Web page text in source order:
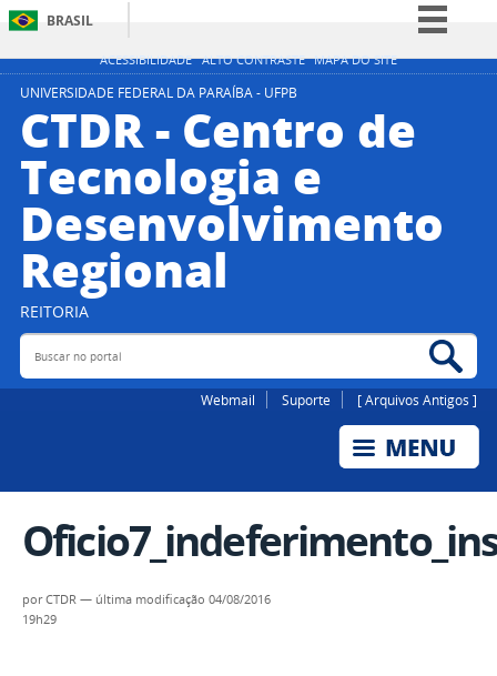
ACESSIBILIDADE ALTO CONTRASTE MAPA DO SITE
BRASIL
Simplifique!
Participe
Legislação
Canais
UNIVERSIDADE FEDERAL DA PARAÍBA - UFPB
CTDR - Centro de
Tecnologia e
Desenvolvimento
Regional
REITORIA
Buscar no portal
Webmail Suporte [ Arquivos Antigos ]
porCTDR — última modificação 04/08/2016
19h29